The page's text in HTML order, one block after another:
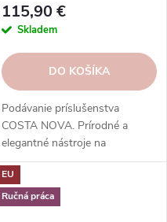
wood|Costa Nova
115,90 €
Skladem
DO KOŠÍKA
Podávanie príslušenstva
COSTA NOVA. Prírodné a
elegantné nástroje na
servírovanie jedla.
Vysokokvalitné, odolné a ľahko
sa čistia.
EU
Ručná práca